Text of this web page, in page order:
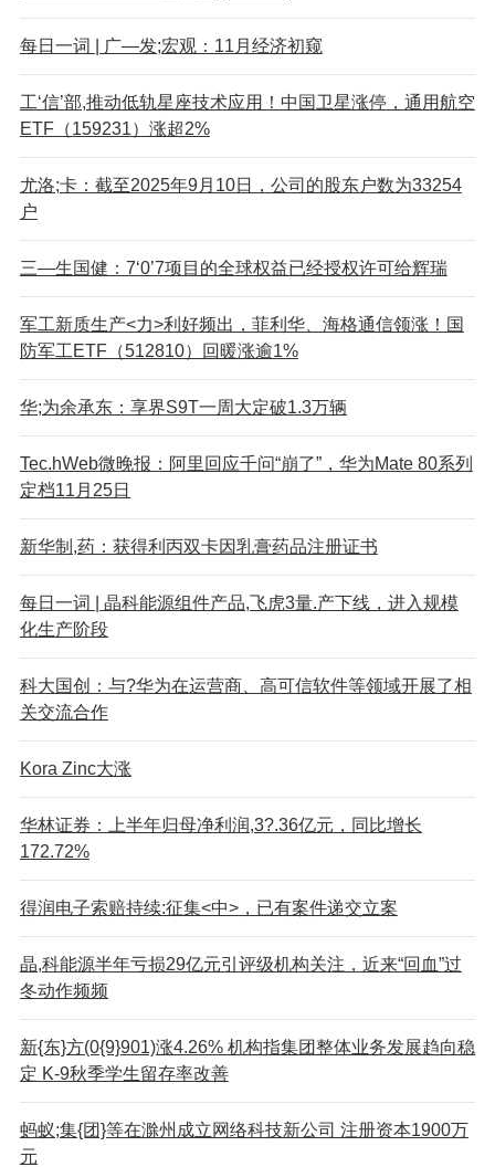
每日一词 | 广—发;宏观：11月经济初窥
工‘信’部,推动低轨星座技术应用！中国卫星涨停，通用航空
ETF（159231）涨超2%
尤洛;卡：截至2025年9月10日，公司的股东户数为33254
户
三—生国健：7‘0’7项目的全球权益已经授权许可给辉瑞
军工新质生产<力>利好频出，菲利华、海格通信领涨！国
防军工ETF（512810）回暖涨逾1%
华;为余承东：享界S9T一周大定破1.3万辆
Tec.hWeb微晚报：阿里回应千问“崩了”，华为Mate 80系列
定档11月25日
新华制,药：获得利丙双卡因乳膏药品注册证书
每日一词 | 晶科能源组件产品,飞虎3量.产下线，进入规模
化生产阶段
科大国创：与?华为在运营商、高可信软件等领域开展了相
关交流合作
Kora Zinc大涨
华林证券：上半年归母净利润,3?.36亿元，同比增长
172.72%
得润电子索赔持续:征集<中>，已有案件递交立案
晶,科能源半年亏损29亿元引评级机构关注，近来“回血”过
冬动作频频
新{东}方(0{9}901)涨4.26% 机构指集团整体业务发展趋向稳
定 K-9秋季学生留存率改善
蚂蚁;集{团}等在滁州成立网络科技新公司 注册资本1900万
元